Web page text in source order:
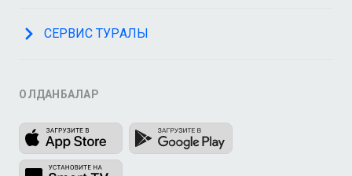
СЕРВИС ТУРАЛЫ
ҚОЛДАНБАЛАР